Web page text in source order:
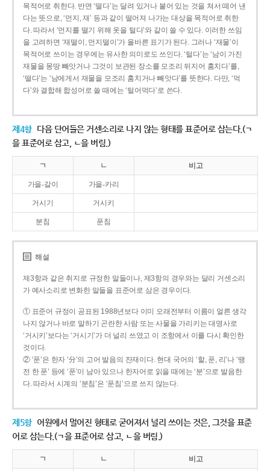
목적어로 취한다. 반면 ‘떨다’는 달려 있거나 붙어 있는 것을 쳐서 떼어 낸
다는 뜻으로, ‘먼지, 재’ 등과 같이 떨어져 나가는 대상을 목적어로 취한
다. 따라서 ‘먼지를 떨기 위해 옷을 털다’와 같이 쓸 수 있다. 이러한 쓰임
을 고려하면 ‘재떨이, 먼지떨이’가 올바른 표기가 된다. 그러나 ‘재물’이
목적어로 쓰이는 경우에는 유사한 의미로도 쓰인다. ‘털다’는 ‘남이 가진
재물을 몽땅 빼앗거나 그것이 보관된 장소를 모조리 뒤지어 훔치다’를,
‘떨다’는 ‘남에게서 재물을 모조리 훔치거나 빼앗다’를 뜻한다. 다만, ‘먹
다’와 결합해 합성어로 쓸 때에는 ‘털어먹다’로 쓴다.
제4항 다음 단어들은 거센소리로 나지 않는 형태를 표준어로 삼는다.(ㄱ
을 표준어로 삼고, ㄴ을 버림.)
ㄱ ㄴ 비고
가을-갈이 가을-카리
거시기 거시키
분침 푼침
해설
제3항과 같은 취지로 규정한 말들이나, 제3항의 경우와는 달리 거센소리
가 예사소리로 변화한 말들을 표준어로 삼은 경우이다.
① 표준어 규정이 공표된 1988년보다 이미 오래전부터 이름이 얼른 생각
나지 않거나 바로 말하기 곤란한 사람 또는 사물을 가리키는 대명사로
‘거시키’보다는 ‘거시기’가 더 널리 쓰였고 이 조항에서 이를 다시 확인한
것이다.
② ‘푼’은 한자 ‘分’의 고어 발음의 잔재이다. 현대 국어의 ‘할, 푼, 리’나 ‘땡
전 한 푼’ 등에 ‘푼’이 남아 있으나 한자어로 읽을 때에는 ‘분’으로 발음한
다. 따라서 시계의 ‘분침’은 ‘푼침’으로 쓰지 않는다.
제5항 어원에서 멀어진 형태로 굳어져서 널리 쓰이는 것은, 그것을 표준
어로 삼는다.(ㄱ을 표준어로 삼고, ㄴ을 버림.)
ㄱ ㄴ 비고